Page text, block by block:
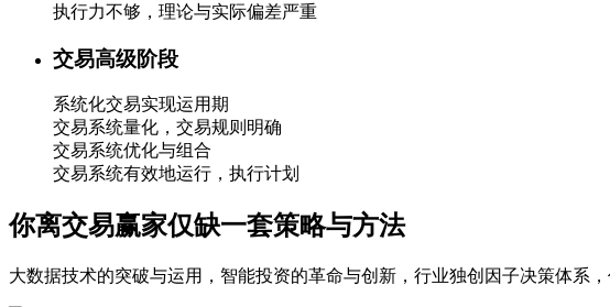
执行力不够，理论与实际偏差严重
交易高级阶段
系统化交易实现运用期
交易系统量化，交易规则明确
交易系统优化与组合
交易系统有效地运行，执行计划
你离交易赢家仅缺一套策略与方法
大数据技术的突破与运用，智能投资的革命与创新，行业独创因子决策体系